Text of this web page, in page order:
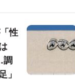
性
調
」